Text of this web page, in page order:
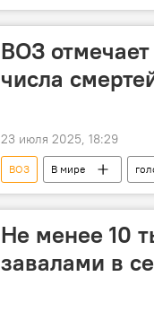
ВОЗ отмечает
числа
23 июля 2025, 18:29
ВОЗ В мире
Не менее 10
завалами в